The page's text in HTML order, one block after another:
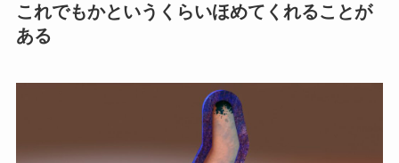
これでもかというくらいほめてくれることが
ある